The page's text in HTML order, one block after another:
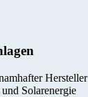
Hersteller
Solarenergie